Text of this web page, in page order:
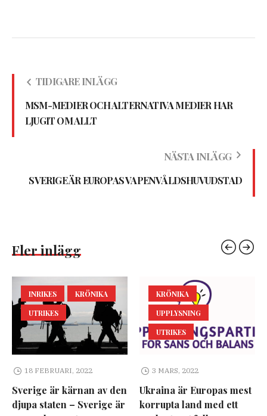
TIDIGARE INLÄGG
MSM-MEDIER OCH ALTERNATIVA MEDIER HAR
LJUGIT OM ALLT
NÄSTA INLÄGG
SVERIGE ÄR EUROPAS VAPENVÅLDSHUVUDSTAD
Fler inlägg
INRIKES
KRÖNIKA
UTRIKES
18 FEBRUARI, 2022
Sverige är kärnan av den
djupa staten – Sverige är
KRÖNIKA
UPPLYSNING
UTRIKES
3 MARS, 2022
Ukraina är Europas mest
korrupta land med ett